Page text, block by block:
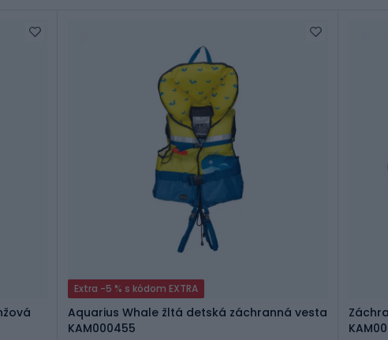
Extra -5 % s kódom EXTRA
Aquarius Whale žltá detská záchranná vesta
KAM000455